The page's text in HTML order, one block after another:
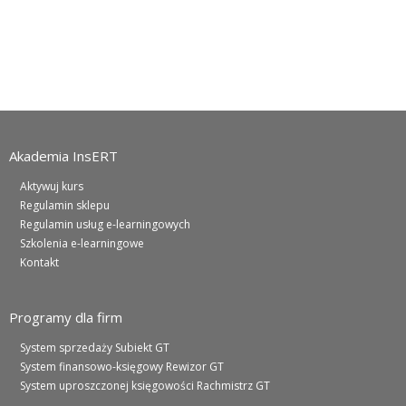
Akademia InsERT
Aktywuj kurs
Regulamin sklepu
Regulamin usług e-learningowych
Szkolenia e-learningowe
Kontakt
Programy dla firm
System sprzedaży Subiekt GT
System finansowo-księgowy Rewizor GT
System uproszczonej księgowości Rachmistrz GT